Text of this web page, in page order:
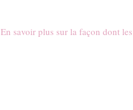
En savoir plus sur la façon dont